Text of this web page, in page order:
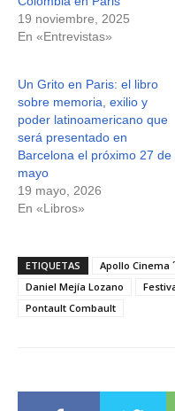
19 noviembre, 2025
En «Entrevistas»
Un Grito en Paris: el libro
sobre memoria, exilio y
poder latinoamericano que
será presentado en
Barcelona el próximo 27 de
mayo
19 mayo, 2026
En «Libros»
ETIQUETAS Apollo Cinema ´
Daniel Mejía Lozano
Pontault Combault